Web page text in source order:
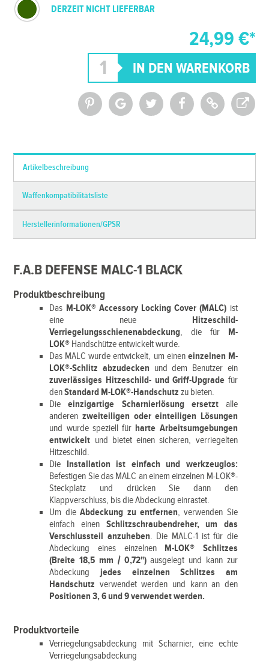
DERZEIT NICHT LIEFERBAR
24,99 €*
Artikelbeschreibung
Waffenkompatibilitätsliste
Herstellerinformationen/GPSR
F.A.B DEFENSE MALC-1 BLACK
Produktbeschreibung
Das M-LOK® Accessory Locking Cover (MALC) ist
eine neue Hitzeschild-
Verriegelungsschienenabdeckung, die für M-
LOK® Handschütze entwickelt wurde.
Das MALC wurde entwickelt, um einen einzelnen M-
LOK®-Schlitz abzudecken und dem Benutzer ein
zuverlässiges Hitzeschild- und Griff-Upgrade für
denStandard M-LOK®-Handschutz zu bieten.
Dieeinzigartige Scharnierlösung ersetztalle
anderen zweiteiligen oder einteiligen Lösungen
und wurde speziell für harte Arbeitsumgebungen
entwickelt und bietet einen sicheren, verriegelten
Hitzeschild.
Die Installation ist einfach und werkzeuglos:
Befestigen Sie das MALC an einem einzelnen M-LOK®-
Steckplatz und drücken Sie dann den
Klappverschluss, bis die Abdeckung einrastet.
Um dieAbdeckung zu entfernen, verwenden Sie
einfach einen Schlitzschraubendreher, um das
Verschlussteil anzuheben. Die MALC-1 ist für die
Abdeckung eines einzelnenM-LOK® Schlitzes
(Breite 18,5 mm / 0,72")ausgelegt und kann zur
Abdeckung jedes einzelnen Schlitzes am
Handschutz verwendet werden und kann an den
Positionen 3, 6 und 9 verwendet werden.
Produktvorteile
Verriegelungsabdeckung mit Scharnier, eine echte
Verriegelungsabdeckung